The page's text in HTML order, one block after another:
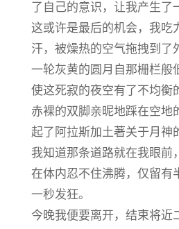
了自己的意识，让我产生了
这或许是最后的机会，我吃
汗，被燥热的空气拖拽到了
一轮灰黄的圆月自那栅栏般
使这死寂的夜空有了不均衡
赤裸的双脚亲昵地踩在空地
起了阿拉斯加土著关于月神
我知道那条道路就在我眼前
在体内忍不住沸腾，仅留有
一秒发狂。
今晚我便要离开，结束将近